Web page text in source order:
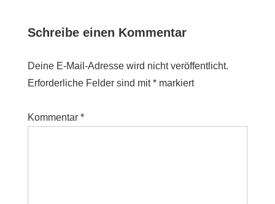
Schreibe einen Kommentar
Deine E-Mail-Adresse wird nicht veröffentlicht.
Erforderliche Felder sind mit* markiert
Kommentar *